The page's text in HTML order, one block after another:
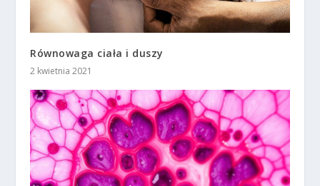
Równowaga ciała i duszy
2 kwietnia 2021